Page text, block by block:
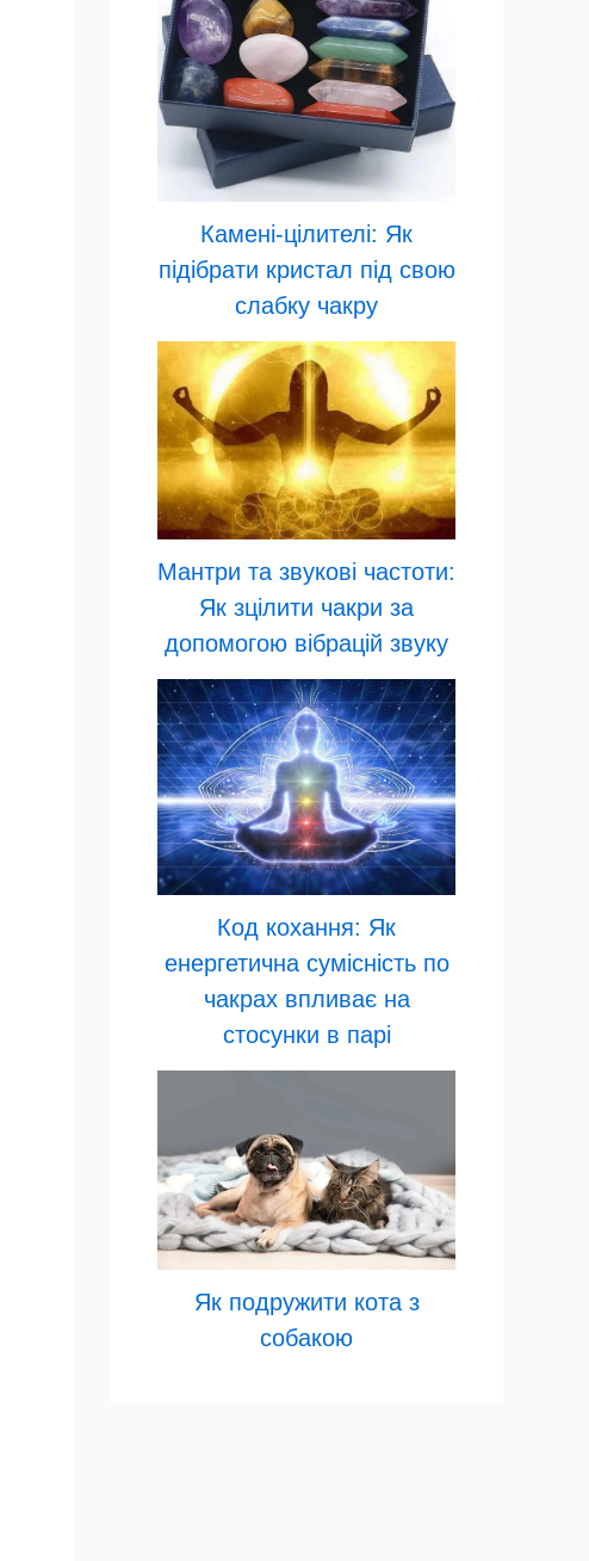
Камені-цілителі: Як
підібрати кристал під свою
слабку чакру
Мантри та звукові частоти:
Як зцілити чакри за
допомогою вібрацій звуку
Код кохання: Як
енергетична сумісність по
чакрах впливає на
стосунки в парі
Як подружити кота з
собакою